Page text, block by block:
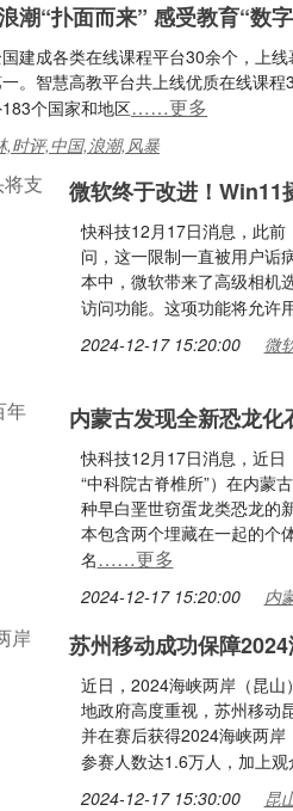
潮“扑面而来” 感受教育“数
建成各类在线课程平台30余个，上
。智慧高教平台共上线优质在线课
个国家和地区……更多
,时评,中国,浪潮,风暴
微软终于改进！Win11
快科技12月17日消息，此
问，这一限制一直被用户诟
本中，微软带来了高级相机
访问功能。这项功能将允许
2024-12-17 15:20:00 微
内蒙古发现全新恐龙化
快科技12月17日消息，近
“中科院古脊椎所”）在内蒙
种早白垩世窃蛋龙类恐龙的
本包含两个埋藏在一起的个
名……更多
2024-12-17 15:20:00 内
苏州移动成功保障
近日，2024海峡两岸（昆
地政府高度重视，苏州移动
并在赛后获得2024海峡两
参赛人数达1.6万人，加上
2024-12-17 15:30:00 昆